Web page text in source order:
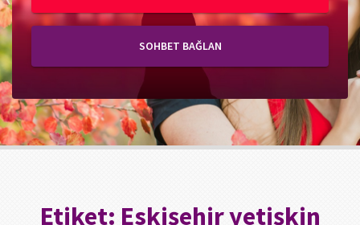
SOHBET BAĞLAN
Etiket: Eskişehir yetişkin